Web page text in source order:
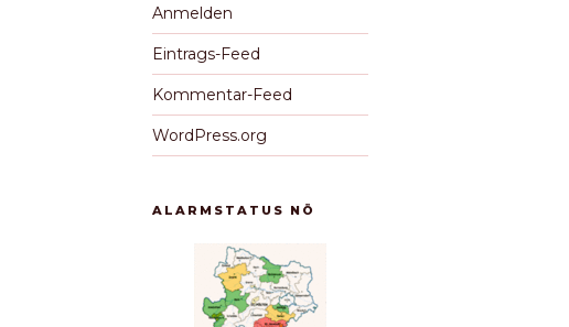
Anmelden
Eintrags-Feed
Kommentar-Feed
WordPress.org
ALARMSTATUS NÖ